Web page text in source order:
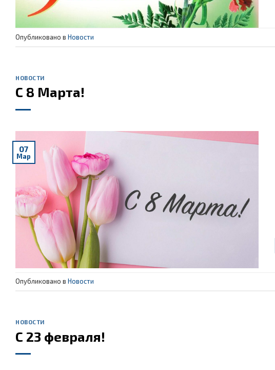
Опубликовано в Новости
НОВОСТИ
С 8 Марта!
07
Мар
Опубликовано в Новости
НОВОСТИ
С 23 февраля!